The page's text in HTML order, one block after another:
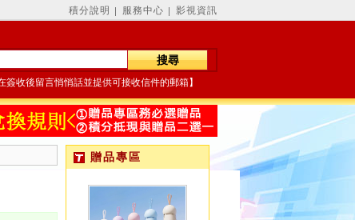
積分說明 服務中心 影視資訊
簽收後留言悄悄話並提供可接收信件的郵箱】
贈品專區